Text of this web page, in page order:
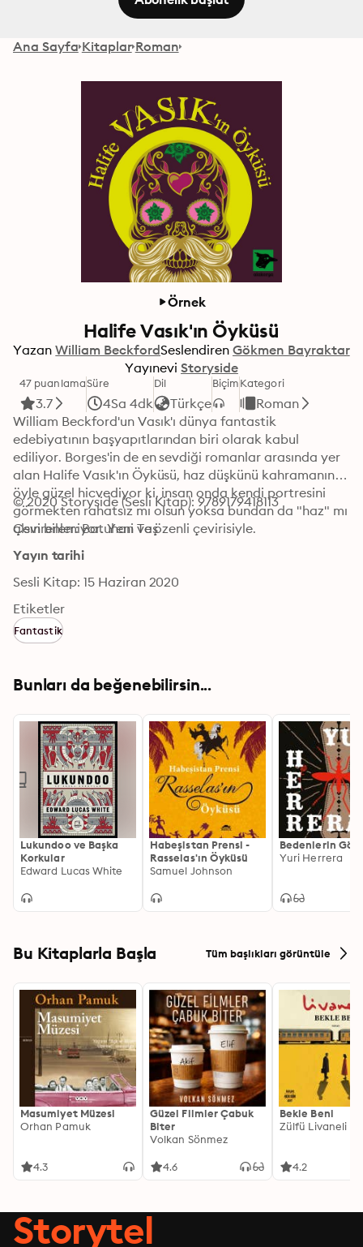
Ana Sayfa Kitaplar Roman
Örnek
Halife Vasık'ın Öyküsü
Yazan William BeckfordSeslendiren Gökmen Bayraktar
Yayınevi Storyside
47 puanlama
3.7
Süre
4Sa 4dk
Dil
Türkçe
BiçimKategori
Roman
William Beckford'un Vasık'ı dünya fantastik
edebiyatının başyapıtlarından biri olarak kabul
ediliyor. Borges'in de en sevdiği romanlar arasında yer
alan Halife Vasık'ın Öyküsü, haz düşkünü kahramanını
öyle güzel hicvediyor ki, insan onda kendi portresini
görmekten rahatsız mı olsun yoksa bundan da "haz" mı
alsın bilemiyor. Yeni ve özenli çevirisiyle.
© 2020 Storyside (Sesli Kitap): 9789179418113
Çevirenler: Batuhan Taş
Yayın tarihi
Sesli Kitap: 15 Haziran 2020
Etiketler
Fantastik
Bunları da beğenebilirsin...
Lukundoo ve Başka
Korkular
Edward Lucas White
Habeşistan Prensi -
Rasselas'ın Öyküsü
Samuel Johnson
Bedenlerin
Yuri Herrera
Bu Kitaplarla Başla Tüm başlıkları görüntüle
Masumiyet Müzesi
Orhan Pamuk
4.3
Güzel Filmler Çabuk
Biter
Volkan Sönmez
4.6
Bekle Beni
Zülfü Livaneli
4.2
Storytel